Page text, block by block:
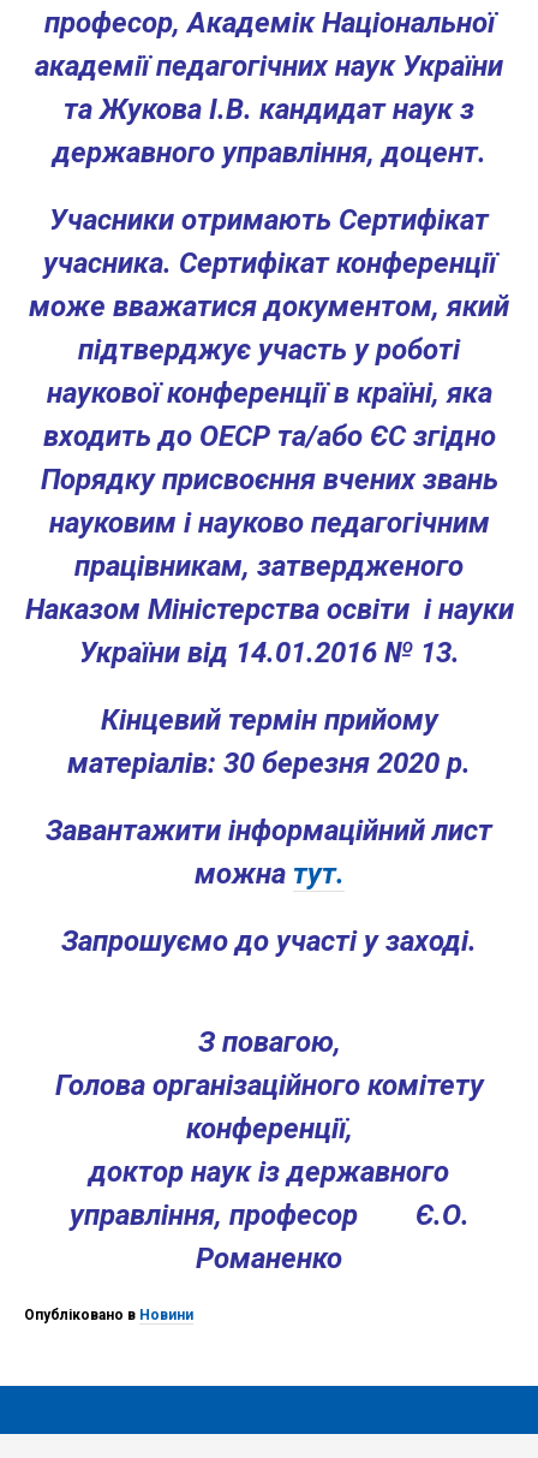
професор, Академік Національної
академії педагогічних наук України
та Жукова І.В. кандидат наук з
державного управління, доцент.
Учасники отримають Сертифікат
учасника. Сертифікат конференції
може вважатися документом, який
підтверджує участь у роботі
наукової конференції в країні, яка
входить до ОЕСР та/або ЄС згідно
Порядку присвоєння вчених звань
науковим і науково педагогічним
працівникам, затвердженого
Наказом Міністерства освіти і науки
України від 14.01.2016 № 13.
Кінцевий термін прийому
матеріалів: 30 березня 2020 р.
Завантажити інформаційний лист
можна тут.
Запрошуємо до участі у заході.
З повагою,
Голова організаційного комітету
конференції,
доктор наук із державного
управління, професор Є.О.
Романенко
Опубліковано в Новини